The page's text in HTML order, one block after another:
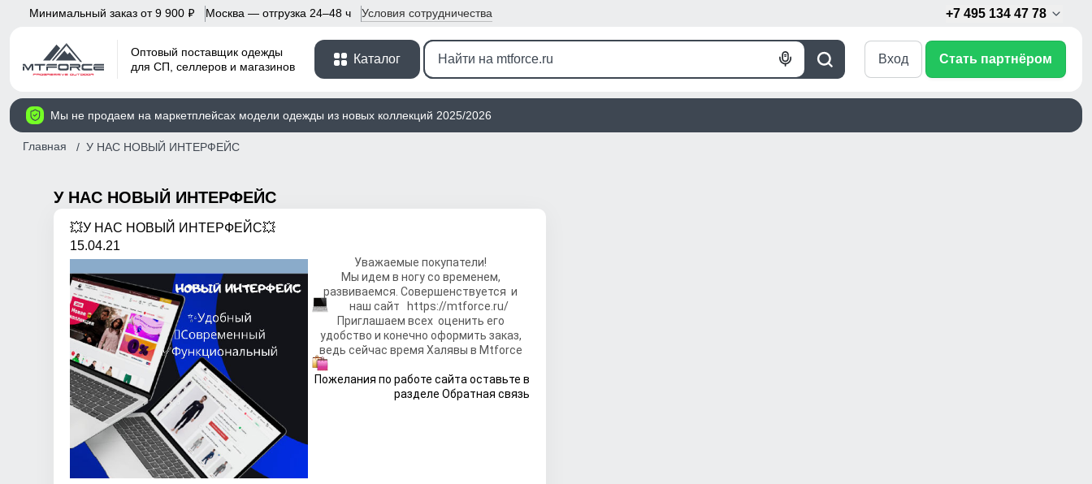
Минимальный заказ от 9 900 p Москва — отгрузка 24–48 ч Условия сотрудничества +7 495 134 47 78
Оптовый поставщик одежды
для СП, селлеров и магазинов
Каталог
Поиск
Голосовой
Вход Стать партнёром
Мы не продаем на маркетплейсах модели одежды из новых коллекций 2025/2026
Главная У НАС НОВЫЙ ИНТЕРФЕЙС
У НАС НОВЫЙ ИНТЕРФЕЙС
💥У НАС НОВЫЙ ИНТЕРФЕЙС💥
15.04.21
Уважаемые покупатели!
Мы идем в ногу со временем,
развиваемся. Совершенствуется и
наш сайт
https://mtforce.ru/
Приглашаем всех оценить его
удобство и конечно оформить заказ,
ведь сейчас время Халявы в Mtforce
Пожелания по работе сайта оставьте в
разделе Обратная связь